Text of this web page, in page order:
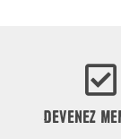
DEVENEZ